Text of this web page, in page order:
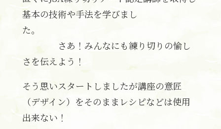
基本の技術や手法を学びまし
た。
さあ！みんなにも練り切りの愉し
さを伝えよう！
そう思いスタートしましたが講座の意匠
（デザイン）をそのままレシピなどは使用
出来ない！